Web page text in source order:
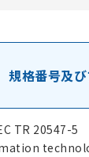
規格番号及
TR 20547-5